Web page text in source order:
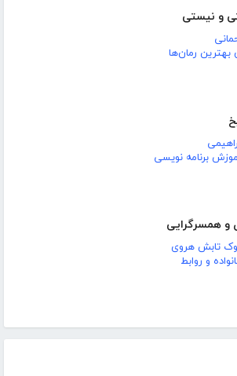
و نیستی
بهترین رمان‌ها
برنامه نویسی
و همسرگرایی
تابش هروی
و روابط